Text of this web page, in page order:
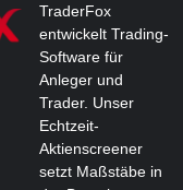
TraderFox
entwickelt Trading-
Software für
Anleger und
Trader. Unser
Echtzeit-
Aktienscreener
setzt Maßstäbe in